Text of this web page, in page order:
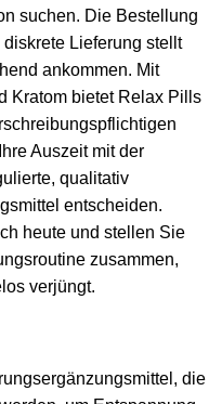
suchen. Die Bestellung
Lieferung stellt
ankommen. Mit
Kratom bietet Relax Pills
Auszeit mit der
qualitativ
entscheiden.
heute und stellen Sie
zusammen,
verjüngt.
die